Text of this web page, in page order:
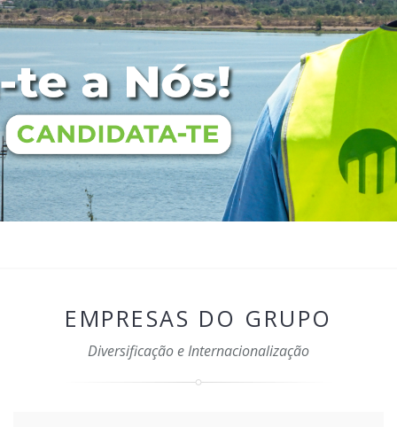
EMPRESAS DO GRUPO
Diversificação e Internacionalização